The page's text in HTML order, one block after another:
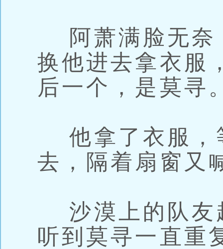
阿萧满脸无奈
换他进去拿衣服
后一个，是莫寻
他拿了衣服，
去，隔着扇窗又
沙漠上的队友
听到莫寻一直重